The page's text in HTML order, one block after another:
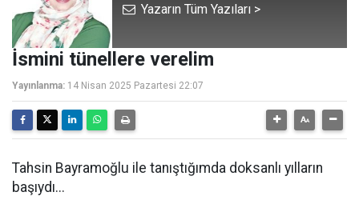
Yazarın Tüm Yazıları >
İsmini tünellere verelim
Yayınlanma: 14 Nisan 2025 Pazartesi 22:07
Tahsin Bayramoğlu ile tanıştığımda doksanlı yılların
başıydı...